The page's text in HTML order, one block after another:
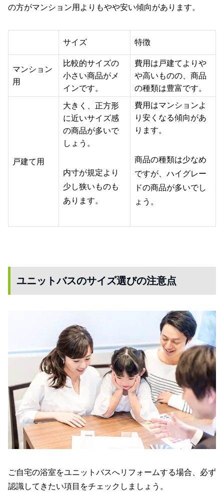
の方がマンション用よりもやや安い傾向があります。
サイズ 特徴
マンション
用
比較的サイズの
小さい商品がメ
インです。
費用は戸建てよりや
や高いものの、商品
の種類は豊富です。
戸建て用
大きく、正方形
に近いサイズ感
の商品が多いで
しょう。
内寸が規定より
少し狭いものも
あります。
費用はマンションよ
り安くなる傾向があ
ります。
商品の種類は少なめ
ですが、ハイグレー
ドの商品が多いでし
ょう。
ユニットバスのサイズ選びの注意点
ご自宅の浴室をユニットバスへリフォームする場合、必ず
認識してきたい項目をチェックしましょう。